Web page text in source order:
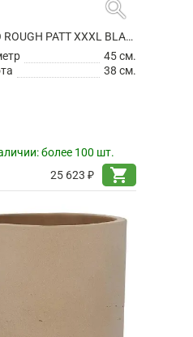
search
КАШПО ROUGH PATT XXXL BLACK WASHED
45 см.
38 см.
более 100 шт.
25 623 ₽
shopping_cart